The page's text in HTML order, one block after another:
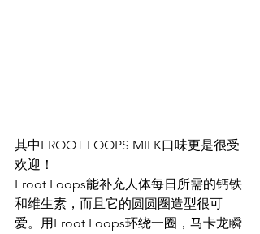
其中FROOT LOOPS MILK口味更是很受
欢迎！
Froot Loops能补充人体每日所需的钙铁
和维生素，而且它的圆圆圈造型很可
爱。用Froot Loops环绕一圈，马卡龙瞬